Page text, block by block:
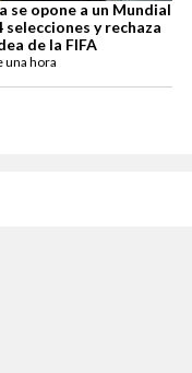
se opone a un Mundial
selecciones y rechaza
de la FIFA
una hora